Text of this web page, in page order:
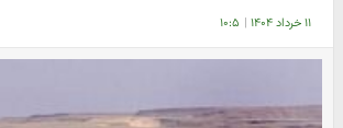
۱۱ خرداد ۱۴۰۴ | ۱۰:۵